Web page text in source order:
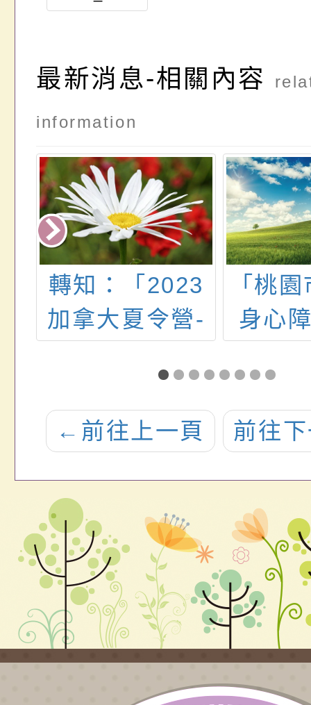
CH1
最新消息-相關內容
information
轉知：「2023
加拿大夏令營-
「桃
身心
← 前往上一頁 前往